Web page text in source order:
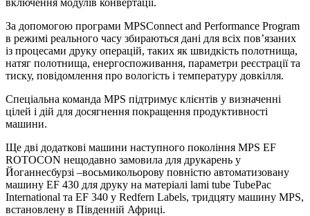
За допомогою програми MPSConnect and Performance Program
в режимі реального часу збираються дані для всіх пов’язаних
із процесами друку операцій, таких як швидкість полотнища,
натяг полотнища, енергоспоживання, параметри реєстрації та
тиску, повідомлення про вологість і температуру довкілля.
Спеціальна команда MPS підтримує клієнтів у визначенні
цілей і дій для досягнення покращення продуктивності
машини.
Ще дві додаткові машини наступного покоління MPS EF
ROTOCON нещодавно замовила для друкарень у
Йоганнесбурзі –восьмикольорову повністю автоматизовану
машину EF 430 для друку на матеріалі lami tube TubePac
International та EF 340 у Redfern Labels, тридцяту машину MPS,
встановлену в Південній Африці.